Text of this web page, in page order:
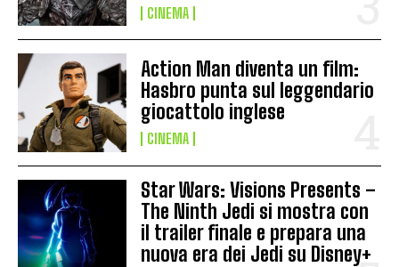
CINEMA
Action Man diventa un film:
Hasbro punta sul leggendario
giocattolo inglese
CINEMA
Star Wars: Visions Presents –
The Ninth Jedi si mostra con
il trailer finale e prepara una
nuova era dei Jedi su Disney+